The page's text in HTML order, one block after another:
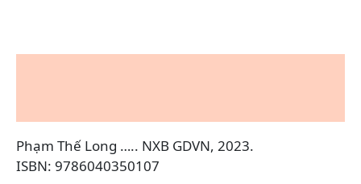
-
quantity
Phạm Thế Long ….. NXB GDVN, 2023.
ISBN: 9786040350107